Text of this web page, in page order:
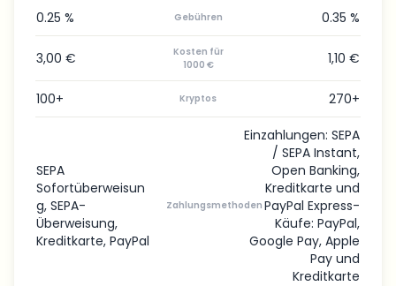
0.25 % Gebühren 0.35 %
3,00 €
Kosten für
1000 €
1,10 €
100+ Kryptos 270+
SEPA
Sofortüberweisun
g, SEPA-
Überweisung,
Kreditkarte, PayPal
Zahlungsmethoden
Einzahlungen: SEPA
/ SEPA Instant,
Open Banking,
Kreditkarte und
PayPal Express-
Käufe: PayPal,
Google Pay, Apple
Pay und
Kreditkarte